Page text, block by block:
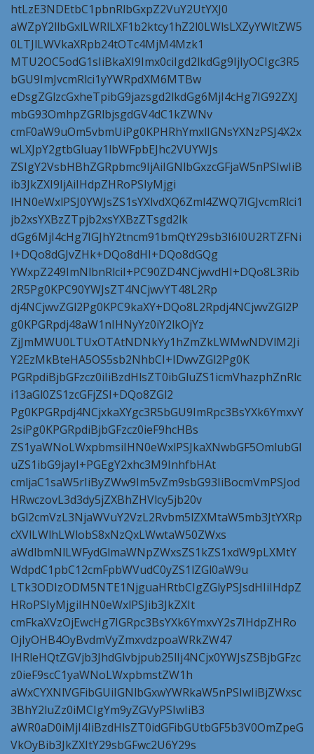
htLzE3NDEtbC1pbnRlbGxpZ2VuY2UtYXJ0
aWZpY2llbGxlLWRlLXF1b2ktcy1hZ2l0LWlsLXZyYWltZW5
0LTJlLWVkaXRpb24tOTc4MjM4Mzk1
MTU2OC5odG1sIiBkaXI9Imx0ciIgd2lkdGg9IjIyOCIgc3R5
bGU9ImJvcmRlci1yYWRpdXM6MTBw
eDsgZGlzcGxheTpibG9jazsgd2lkdGg6MjI4cHg7IG92ZXJ
mbG93OmhpZGRlbjsgdGV4dC1kZWNv
cmF0aW9uOm5vbmUiPg0KPHRhYmxlIGNsYXNzPSJ4X2x
wLXJpY2gtbGluay1lbWFpbEJhc2VUYWJs
ZSIgY2VsbHBhZGRpbmc9IjAiIGNlbGxzcGFjaW5nPSIwIiB
ib3JkZXI9IjAiIHdpZHRoPSIyMjgi
IHN0eWxlPSJ0YWJsZS1sYXlvdXQ6Zml4ZWQ7IGJvcmRlci1
jb2xsYXBzZTpjb2xsYXBzZTsgd2lk
dGg6MjI4cHg7IGJhY2tncm91bmQtY29sb3I6I0U2RTZFNi
I+DQo8dGJvZHk+DQo8dHI+DQo8dGQg
YWxpZ249ImNlbnRlciI+PC90ZD4NCjwvdHI+DQo8L3Rib
2R5Pg0KPC90YWJsZT4NCjwvYT48L2Rp
dj4NCjwvZGl2Pg0KPC9kaXY+DQo8L2Rpdj4NCjwvZGl2P
g0KPGRpdj48aW1nIHNyYz0iY2lkOjYz
ZjJmMWU0LTUxOTAtNDNkYy1hZmZkLWMwNDVlM2Ji
Y2EzMkBteHA5OS5sb2NhbCI+IDwvZGl2Pg0K
PGRpdiBjbGFzcz0iIiBzdHlsZT0ibGluZS1icmVhazphZnRlc
i13aGl0ZS1zcGFjZSI+DQo8ZGl2
Pg0KPGRpdj4NCjxkaXYgc3R5bGU9ImRpc3BsYXk6YmxvY
2siPg0KPGRpdiBjbGFzcz0ieF9hcHBs
ZS1yaWNoLWxpbmsiIHN0eWxlPSJkaXNwbGF5OmlubGl
uZS1ibG9jayI+PGEgY2xhc3M9InhfbHAt
cmljaC1saW5rIiByZWw9Im5vZm9sbG93IiBocmVmPSJod
HRwczovL3d3dy5jZXBhZHVlcy5jb20v
bGl2cmVzL3NjaWVuY2VzL2Rvbm5lZXMtaW5mb3JtYXRp
cXVlLWlhLWlobS8xNzQxLWwtaW50ZWxs
aWdlbmNlLWFydGlmaWNpZWxsZS1kZS1xdW9pLXMtY
WdpdC1pbC12cmFpbWVudC0yZS1lZGl0aW9u
LTk3ODIzODM5NTE1NjguaHRtbCIgZGlyPSJsdHIiIHdpZ
HRoPSIyMjgiIHN0eWxlPSJib3JkZXIt
cmFkaXVzOjEwcHg7IGRpc3BsYXk6YmxvY2s7IHdpZHRo
OjIyOHB4OyBvdmVyZmxvdzpoaWRkZW47
IHRleHQtZGVjb3JhdGlvbjpub25lIj4NCjx0YWJsZSBjbGFzc
z0ieF9scC1yaWNoLWxpbmstZW1h
aWxCYXNlVGFibGUiIGNlbGxwYWRkaW5nPSIwIiBjZWxsc
3BhY2luZz0iMCIgYm9yZGVyPSIwIiB3
aWR0aD0iMjI4IiBzdHlsZT0idGFibGUtbGF5b3V0OmZpeG
VkOyBib3JkZXItY29sbGFwc2U6Y29s